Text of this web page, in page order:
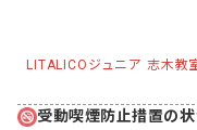
LITALICOジュニア 志木教
受動喫煙防止措置の